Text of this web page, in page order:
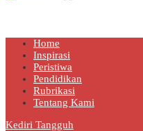
Home
Inspirasi
Peristiwa
Pendidikan
Rubrikasi
Tentang Kami
Kediri Tangguh